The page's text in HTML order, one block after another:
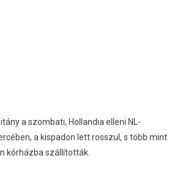
a szombati, Hollandia elleni NL-
a kispadon lett rosszul, s több mint
kórházba szállították.